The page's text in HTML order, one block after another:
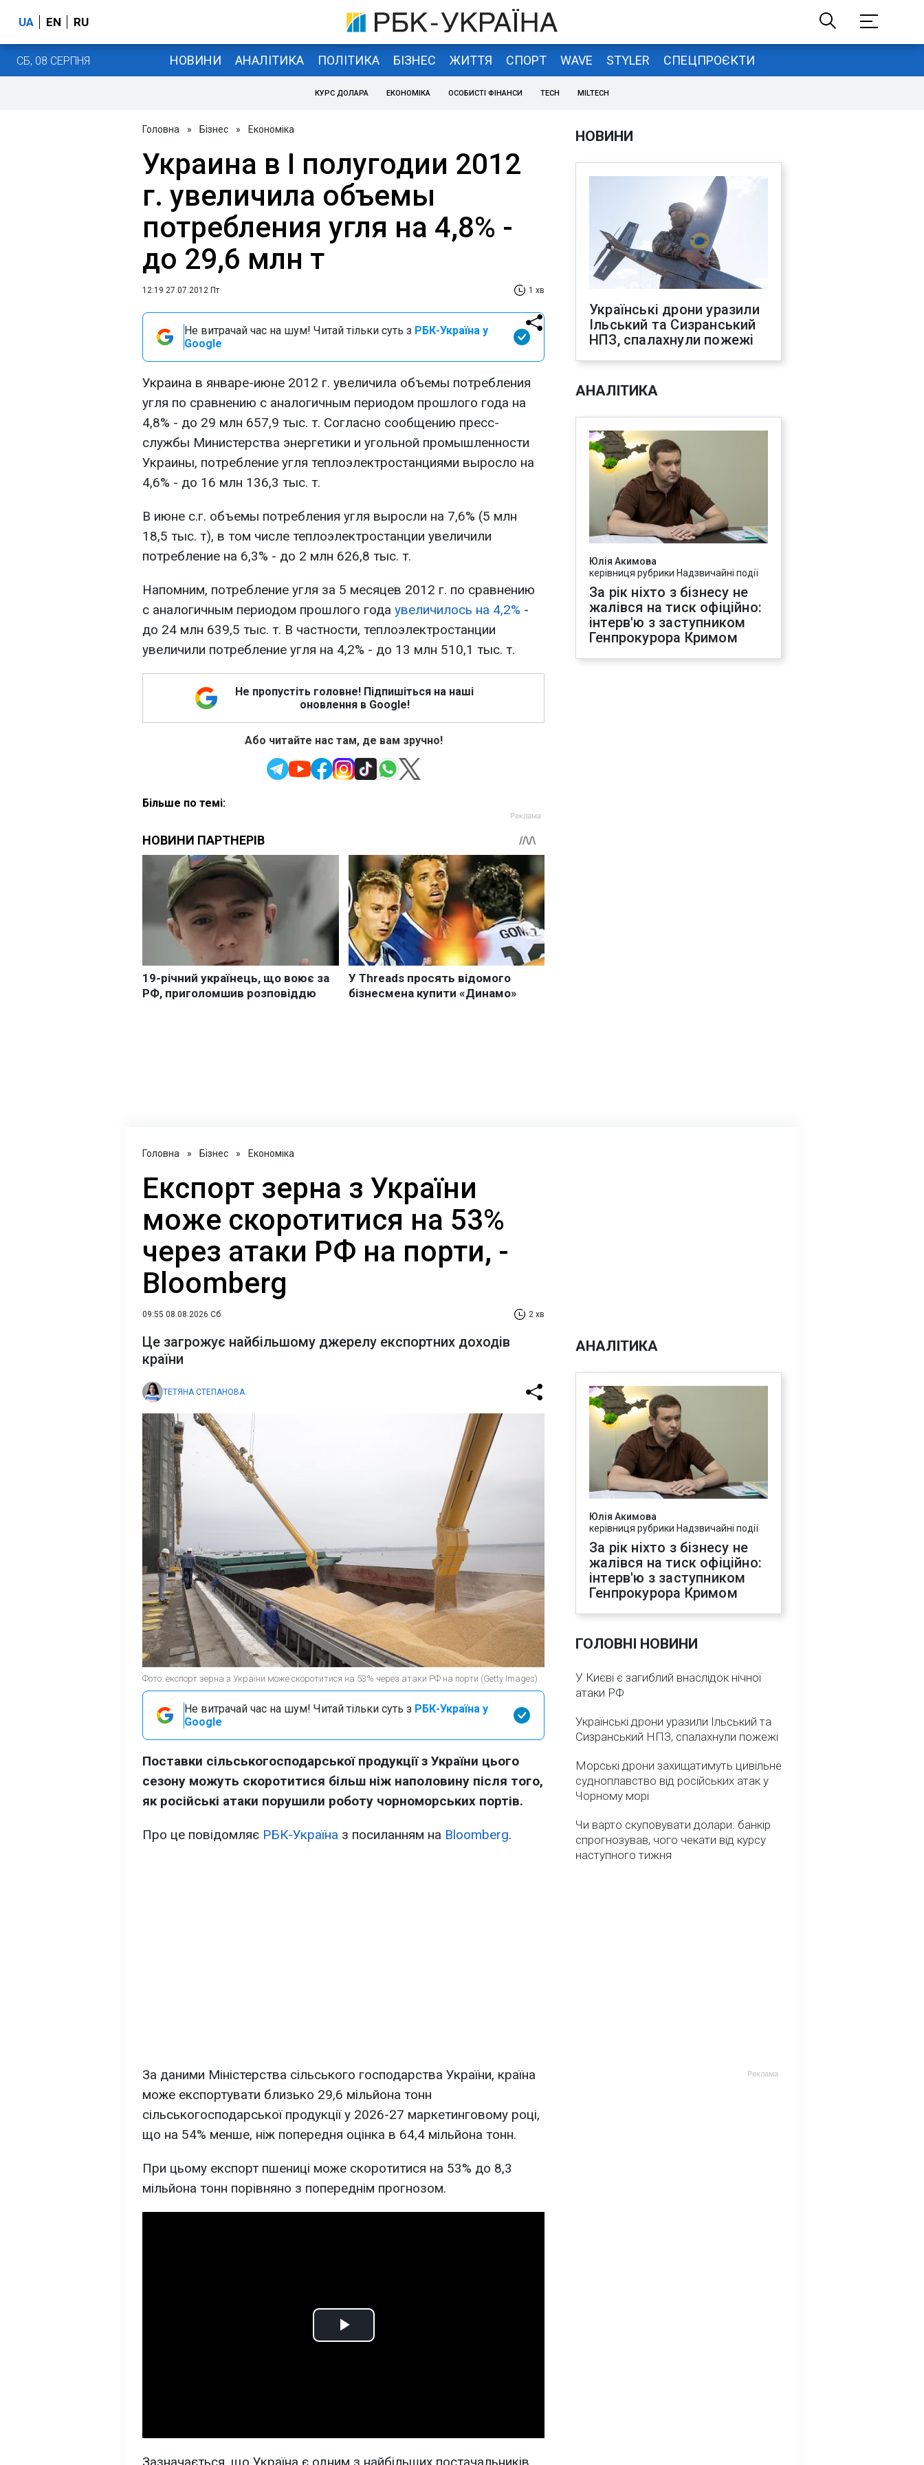
UA EN RU
СБ, 08 СЕРПНЯ НОВИНИ АНАЛІТИКА ПОЛІТИКА БІЗНЕС ЖИТТЯ СПОРТ WAVE STYLER СПЕЦПРОЄКТИ
КУРС ДОЛАРА ЕКОНОМІКА ОСОБИСТІ ФІНАНСИ TECH MILTECH
Головна » Бізнес » Економіка
Украина в І полугодии 2012
г. увеличила объемы
потребления угля на 4,8% -
до 29,6 млн т
12:19 27.07.2012 Пт 1 хв
Не витрачай час на шум! Читай тільки суть з РБК-Україна у
Google
Украина в январе-июне 2012 г. увеличила объемы потребления
угля по сравнению с аналогичным периодом прошлого года на
4,8% - до 29 млн 657,9 тыс. т. Согласно сообщению пресс-
службы Министерства энергетики и угольной промышленности
Украины, потребление угля теплоэлектростанциями выросло на
4,6% - до 16 млн 136,3 тыс. т.
В июне с.г. объемы потребления угля выросли на 7,6% (5 млн
18,5 тыс. т), в том числе теплоэлектростанции увеличили
потребление на 6,3% - до 2 млн 626,8 тыс. т.
Напомним, потребление угля за 5 месяцев 2012 г. по сравнению
с аналогичным периодом прошлого года увеличилось на 4,2% -
до 24 млн 639,5 тыс. т. В частности, теплоэлектростанции
увеличили потребление угля на 4,2% - до 13 млн 510,1 тыс. т.
Не пропустіть головне! Підпишіться на наші
оновлення в Google!
Або читайте нас там, де вам зручно!
Більше по темі:
НОВИНИ
Українські дрони уразили
Ільський та Сизранський
НПЗ, спалахнули пожежі
АНАЛІТИКА
Юлія Акимова
керівниця рубрики Надзвичайні події
За рік ніхто з бізнесу не
жалівся на тиск офіційно:
інтерв'ю з заступником
Генпрокурора Кримом
Головна » Бізнес » Економіка
Експорт зерна з України
може скоротитися на 53%
через атаки РФ на порти, -
Bloomberg
09:55 08.08.2026 Сб 2 хв
Це загрожує найбільшому джерелу експортних доходів
країни
ТЕТЯНА СТЕПАНОВА
Фото: експорт зерна з України може скоротитися на 53% через атаки РФ на порти (Getty Images)
Не витрачай час на шум! Читай тільки суть з РБК-Україна у
Google
Поставки сільськогосподарської продукції з України цього
сезону можуть скоротитися більш ніж наполовину після того,
як російські атаки порушили роботу чорноморських портів.
Про це повідомляє РБК-Україна з посиланням на Bloomberg.
За даними Міністерства сільського господарства України, країна
може експортувати близько 29,6 мільйона тонн
сільськогосподарської продукції у 2026-27 маркетинговому році,
що на 54% менше, ніж попередня оцінка в 64,4 мільйона тонн.
При цьому експорт пшениці може скоротитися на 53% до 8,3
мільйона тонн порівняно з попереднім прогнозом.
Play
АНАЛІТИКА
Юлія Акимова
керівниця рубрики Надзвичайні події
За рік ніхто з бізнесу не
жалівся на тиск офіційно:
інтерв'ю з заступником
Генпрокурора Кримом
ГОЛОВНІ НОВИНИ
У Києві є загиблий внаслідок нічної
атаки РФ
Українські дрони уразили Ільський та
Сизранський НПЗ, спалахнули пожежі
Морські дрони захищатимуть цивільне
судноплавство від російських атак у
Чорному морі
Чи варто скуповувати долари: банкір
спрогнозував, чого чекати від курсу
наступного тижня